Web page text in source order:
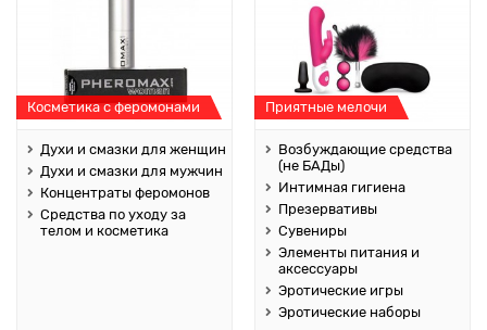
Косметика с феромонами
Духи и смазки для женщин
Духи и смазки для мужчин
Концентраты феромонов
Средства по уходу за
телом и косметика
Приятные мелочи
Возбуждающие средства
(не БАДы)
Интимная гигиена
Презервативы
Сувениры
Элементы питания и
аксессуары
Эротические игры
Эротические наборы